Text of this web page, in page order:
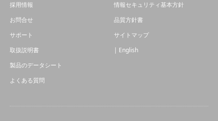
採用情報
お問合せ
サポート
取扱説明書
製品のデータシート
よくある質問
情報セキュリティ基本方針
品質方針書
サイトマップ
| English